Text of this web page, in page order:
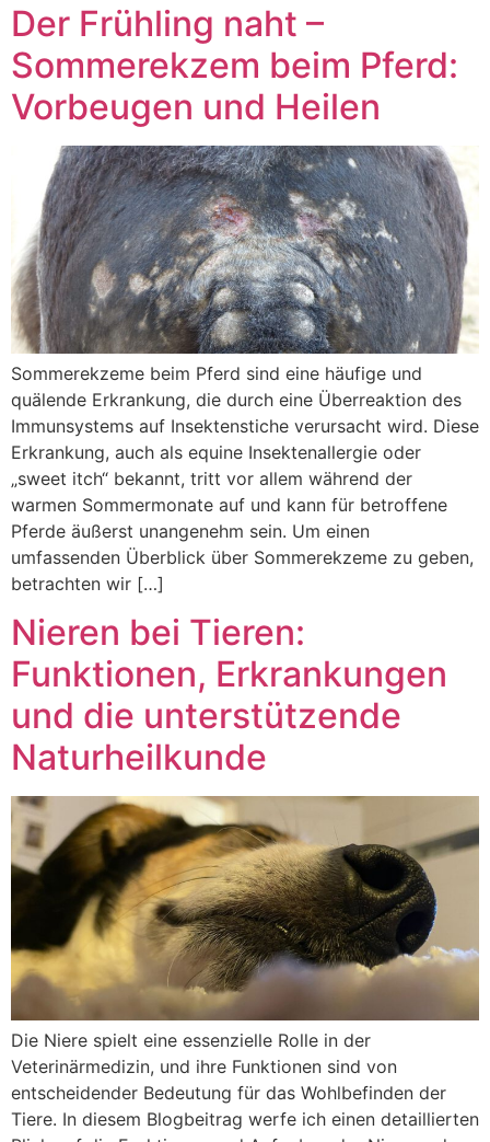
Der Frühling naht –
Sommerekzem beim Pferd:
Vorbeugen und Heilen
Sommerekzeme beim Pferd sind eine häufige und
quälende Erkrankung, die durch eine Überreaktion des
Immunsystems auf Insektenstiche verursacht wird. Diese
Erkrankung, auch als equine Insektenallergie oder
„sweet itch“ bekannt, tritt vor allem während der
warmen Sommermonate auf und kann für betroffene
Pferde äußerst unangenehm sein. Um einen
umfassenden Überblick über Sommerekzeme zu geben,
betrachten wir […]
Nieren bei Tieren:
Funktionen, Erkrankungen
und die unterstützende
Naturheilkunde
Die Niere spielt eine essenzielle Rolle in der
Veterinärmedizin, und ihre Funktionen sind von
entscheidender Bedeutung für das Wohlbefinden der
Tiere. In diesem Blogbeitrag werfe ich einen detaillierten